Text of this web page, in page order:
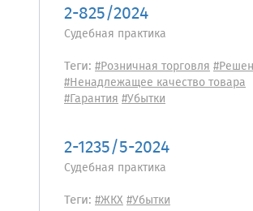
2-825/2024
Судебная практика
Теги: #Розничная торговля
#Ненадлежащее качество товара
#Гарантия#Убытки
2-1235/5-2024
Судебная практика
Теги: #ЖКХ#Убытки